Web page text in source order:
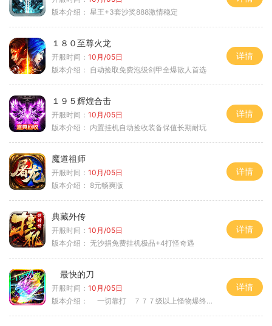
版本介绍： 星王+3套沙奖888激情稳定
１８０至尊火龙
开服时间： 10月/05日
版本介绍： 自动捡取免费泡级剑甲全爆散人首选
详情
１９５辉煌合击
开服时间： 10月/05日
版本介绍： 内置挂机自动捡收装备保值长期耐玩
详情
魔道祖师
开服时间： 10月/05日
版本介绍： 8元畅爽版
详情
典藏外传
开服时间： 10月/05日
版本介绍： 无沙捐免费挂机极品+4打怪奇遇
详情
最快的刀
开服时间： 10月/05日
版本介绍：
一切靠打 ７７７级以上怪物爆终极
详情